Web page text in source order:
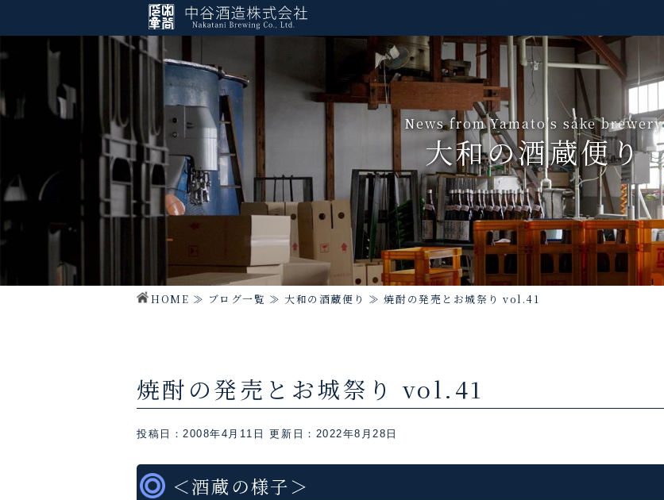
News from Yamato's sake brewery
大和の酒蔵便り
HOME ≫ ブログ一覧 ≫ 大和の酒蔵便り ≫焼酎の発売とお城祭り vol.41
焼酎の発売とお城祭り vol.41
投稿日：2008年4月11日 更新日：2022年8月28日
＜酒蔵の様子＞